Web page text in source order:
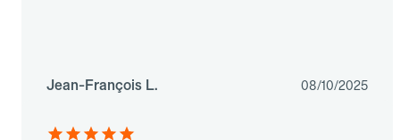
Jean-François L. 08/10/2025